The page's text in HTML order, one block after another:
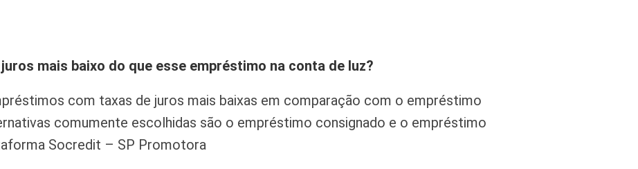
mais baixo do que esse empréstimo na conta de luz?
com taxas de juros mais baixas em comparação com o empréstimo
comumente escolhidas são o empréstimo consignado e o empréstimo
Socredit – SP Promotora